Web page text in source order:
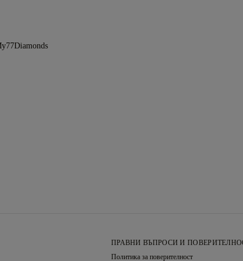
ПРАВНИ ВЪПРОСИ И
Политика за поверителност